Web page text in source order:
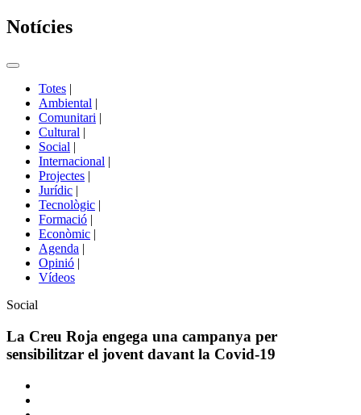
Notícies
Commutador
portals
Totes |
Ambiental |
Comunitari |
Cultural |
Social |
Internacional |
Projectes |
Jurídic |
Tecnològic |
Formació |
Econòmic |
Agenda |
Opinió |
Vídeos
Àmbit
la
notícia
Social
La Creu Roja engega una campanya per
sensibilitzar el jovent davant la Covid-19
Comparteix